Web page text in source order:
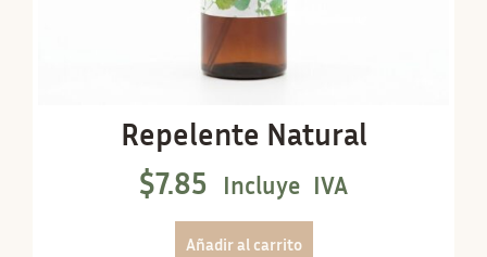
Repelente Natural
$7.85 Incluye IVA
Añadir al carrito